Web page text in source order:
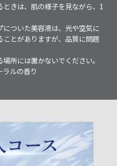
きは、肌の様子を見ながら、1
ついた美容液は、光や空気に
とがありますが、品質に問題
所には置かないでください。
ルの香り